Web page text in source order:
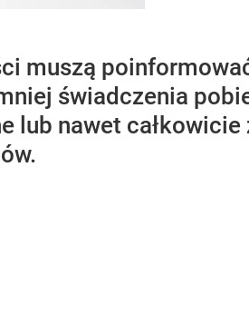
muszą
świadczenia
nawet